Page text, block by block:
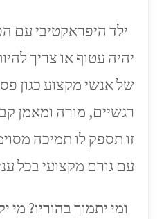
ילד היפראקטיבי עם
יהיה עטוף או צריך
של אנשי מקצוע כגון
רגשיים, מורה ומאמן
זו תספק לו תמיכה
עם גורם מקצועי בכל
ומי יתמוך בהוריו? מי